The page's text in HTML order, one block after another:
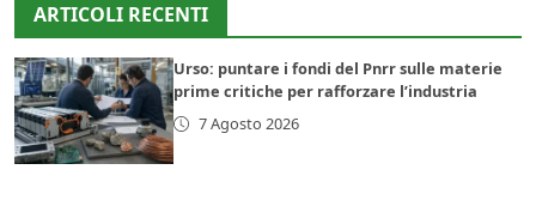
ARTICOLI RECENTI
Urso: puntare i fondi del Pnrr sulle materie
prime critiche per rafforzare l’industria
7 Agosto 2026